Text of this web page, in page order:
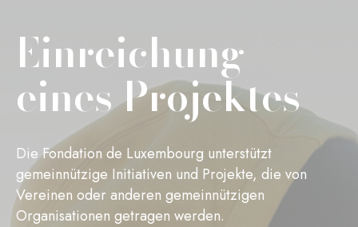
Einreichung
eines Projektes
Die Fondation de Luxembourg unterstützt
gemeinnützige Initiativen und Projekte, die von
Vereinen oder anderen gemeinnützigen
Organisationen getragen werden.